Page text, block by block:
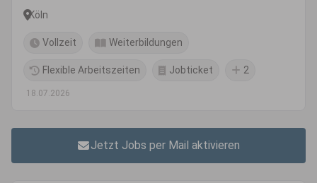
Köln
Vollzeit Weiterbildungen
Flexible Arbeitszeiten Jobticket 2
18.07.2026
Jetzt Jobs per Mail aktivieren